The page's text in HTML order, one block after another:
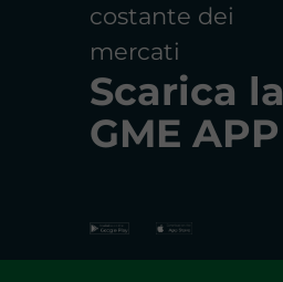
costante dei
mercati
Scarica la
GME APP